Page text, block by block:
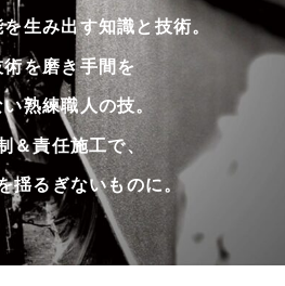
生み出す知識と技術。
を磨き手間を
熟練職人の技。
＆責任施工で、
揺るぎないものに。